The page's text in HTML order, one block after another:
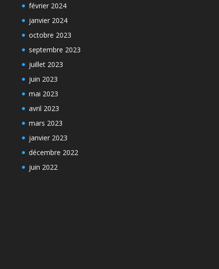
février 2024
janvier 2024
octobre 2023
septembre 2023
juillet 2023
juin 2023
mai 2023
avril 2023
mars 2023
janvier 2023
décembre 2022
juin 2022